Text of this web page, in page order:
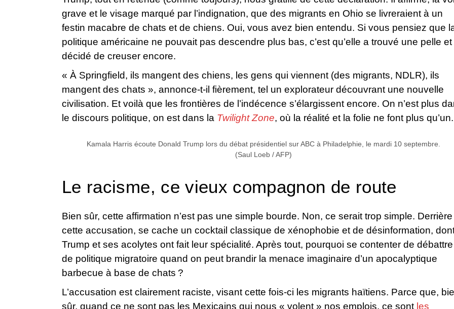
grave et le visage marqué par l’indignation, que des migrants en Ohio se livreraient à un
festin macabre de chats et de chiens. Oui, vous avez bien entendu. Si vous pensiez que
politique américaine ne pouvait pas descendre plus bas, c’est qu’elle a trouvé une pelle et
décidé de creuser encore.
« À Springfield, ils mangent des chiens, les gens qui viennent (des migrants, NDLR), ils
mangent des chats », annonce-t-il fièrement, tel un explorateur découvrant une nouvelle
civilisation. Et voilà que les frontières de l’indécence s’élargissent encore. On n’est plus
le discours politique, on est dans la Twilight Zone, où la réalité et la folie ne font plus qu’un.
Kamala Harris écoute Donald Trump lors du débat présidentiel sur ABC à Philadelphie, le mardi 10 septembre.
(Saul Loeb / AFP)
Le racisme, ce vieux compagnon de route
Bien sûr, cette affirmation n’est pas une simple bourde. Non, ce serait trop simple. Derrière
cette accusation, se cache un cocktail classique de xénophobie et de désinformation,
Trump et ses acolytes ont fait leur spécialité. Après tout, pourquoi se contenter de débattre
de politique migratoire quand on peut brandir la menace imaginaire d’un apocalyptique
barbecue à base de chats ?
L’accusation est clairement raciste, visant cette fois-ci les migrants haïtiens. Parce que,
sûr, quand ce ne sont pas les Mexicains qui nous « volent » nos emplois, ce sont les